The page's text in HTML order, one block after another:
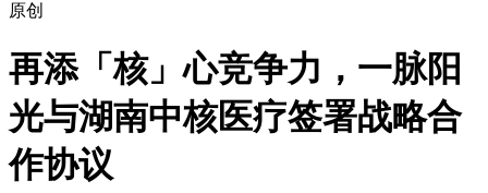
原创
再添「核」心竞争力，一脉阳
光与湖南中核医疗签署战略合
作协议